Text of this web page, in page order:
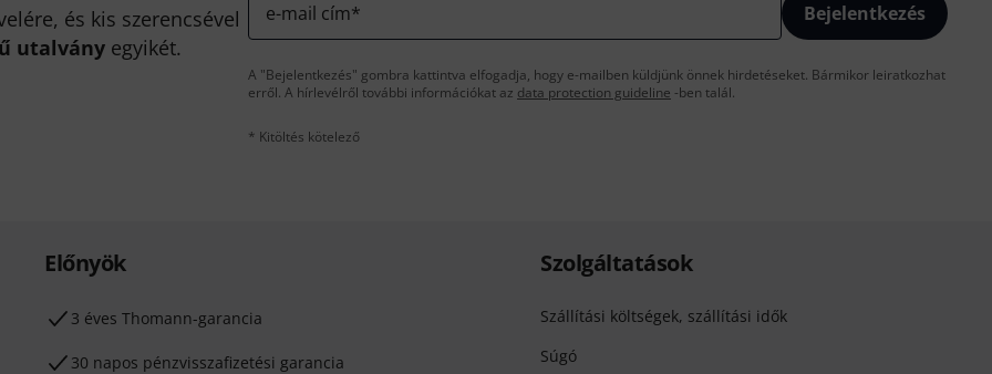
és kis szerencsével
utalvány egyikét.
e-mail cím* Bejelentkezés
A "Bejelentkezés" gombra kattintva elfogadja, hogy e-mailben küldjünk önnek hirdetéseket. Bármikor leiratkozhat
erről. A hírlevélről további információkat az data protection guideline -ben talál.
* Kitöltés kötelező
Előnyök
3 éves Thomann-garancia
30 napos pénzvisszafizetési garancia
Szolgáltatások
Szállítási költségek, szállítási idők
Súgó